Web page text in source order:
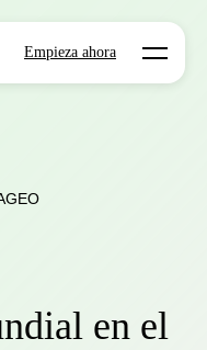
Empieza ahora Open
en el